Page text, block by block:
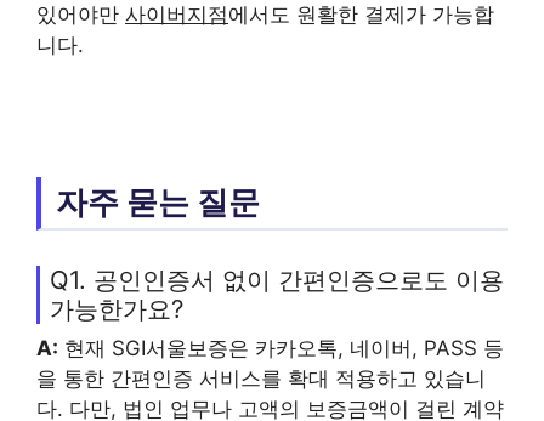
있어야만 사이버지점에서도 원활한 결제가 가능합
니다.
자주 묻는 질문
Q1. 공인인증서 없이 간편인증으로도 이용
가능한가요?
A: 현재 SGI서울보증은 카카오톡, 네이버, PASS 등
을 통한 간편인증 서비스를 확대 적용하고 있습니
다. 다만, 법인 업무나 고액의 보증금액이 걸린 계약